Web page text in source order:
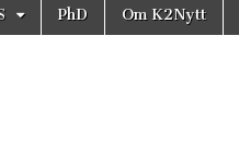
PhD Om K2Nytt